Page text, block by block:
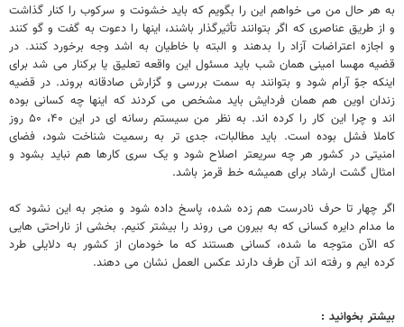
به هر حال من می خواهم این را بگویم که باید خشونت و سرکوب را کنار گذاشت
و از طریق عناصری که اگر بتوانند تأثیرگذار باشند، اینها را دعوت به گفت و گو کنند
و اجازه اعتراضات آزاد را بدهند و البته با خاطیان به اشد وجه برخورد کنند. در
قضیه مهسا امینی همان شب باید مسئول این واقعه تعلیق یا برکنار می شد برای
اینکه جوّ آرام شود و بتوانند به سمت بررسی و گزارش صادقانه بروند. در قضیه
زندان اوین هم همان فردایش باید مشخص می کردند که اینها چه کسانی بوده
اند و چرا این کار را کرده اند. به نظر من سیستم رسانه ای در این ۴۰، ۵۰ روز
کاملا فشل بوده است. باید مطالبات، جدی تر به رسمیت شناخت شود، فضای
امنیتی در کشور هر چه سریعتر اصلاح شود و یک سری کارها هم نباید بشود و
امثال گشت ارشاد برای همیشه خط قرمز باشد.
اگر چهار تا حرف نادرست هم زده شده، پاسخ داده شود و منجر به این نشود که
ما مدام دایره کسانی که به بیرون می روند را بیشتر کنیم. بخشی از ناراحتی هایی
که الآن متوجه ما شده، کسانی هستند که ما خودمان از کشور به دلایلی طرد
کرده ایم و رفته اند آن طرف دارند عکس العمل نشان می دهند.
بیشتر بخوانید :